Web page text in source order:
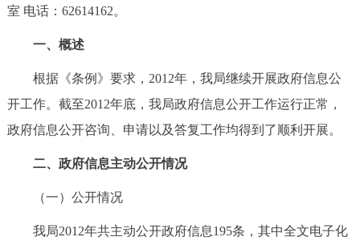
参与调查 在线访谈 图说互动
北京概况
室 电话：62614162。
一、概述
根据《条例》要求，2012年，我局继续开展政府信息公
开工作。截至2012年底，我局政府信息公开工作运行正常，
政府信息公开咨询、申请以及答复工作均得到了顺利开展。
二、政府信息主动公开情况
（一）公开情况
我局2012年共主动公开政府信息195条，其中全文电子化